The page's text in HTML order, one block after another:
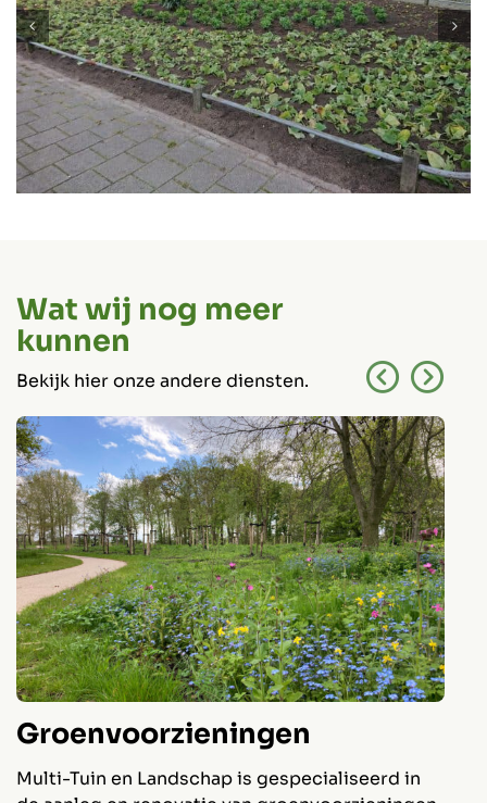
Wat wij nog meer
kunnen
Bekijk hier onze andere diensten.
Groenvoorzieningen
Multi-Tuin en Landschap is gespecialiseerd in